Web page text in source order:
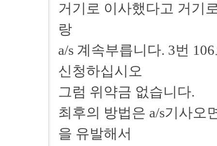
거기로 이사했다고 거기
랑
a/s 계속부릅니다. 3번
신청하십시오
그럼 위약금 없습니다.
최후의 방법은 a/s기사오
을 유발해서